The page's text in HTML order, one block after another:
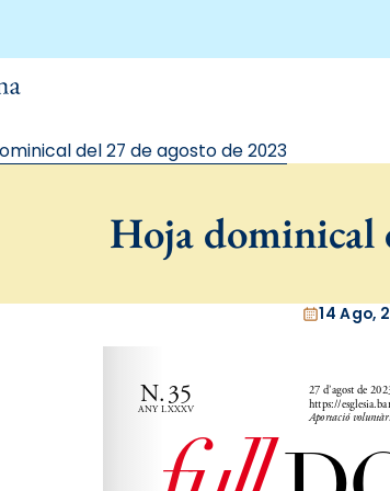
del 27 de agosto de 2023
Hoja dominical
14 Ago,